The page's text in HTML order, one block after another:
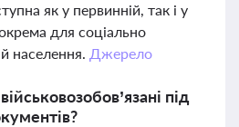
як у первинній, так і у
для соціально
населення. Джерело
під